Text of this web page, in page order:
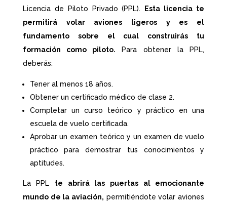
Licencia de Piloto Privado (PPL).
Esta licencia te
permitirá volar aviones ligeros y es el
fundamento sobre el cual construirás tu
formación como piloto. Para obtener la PPL,
deberás:
Tener al menos 18 años.
Obtener un certificado médico de clase 2.
Completar un curso teórico y práctico en una
escuela de vuelo certificada.
Aprobar un examen teórico y un examen de vuelo
práctico para demostrar tus conocimientos y
aptitudes.
La PPL te abrirá las puertas al emocionante
mundo de la aviación, permitiéndote volar aviones